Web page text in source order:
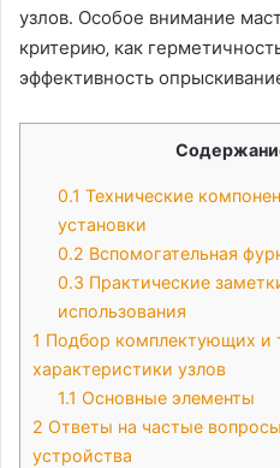
узлов․ Особое внимание
критерию‚ как
эффективность
0.1 Технические
установки
0.2 Вспомогательная
0.3 Практические
использования
1 Подбор комплектующих и
характеристики узлов
1.1 Основные элементы
2 Ответы на частые
устройства